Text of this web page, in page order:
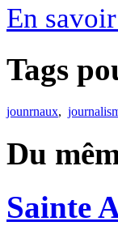
En
Tags
jounrnaux,
Du
Sainte